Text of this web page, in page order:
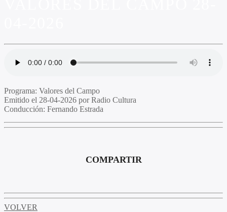
Programa: Valores del Campo
Emitido el 28-04-2026 por Radio Cultura
Conducción: Fernando Estrada
COMPARTIR
VOLVER